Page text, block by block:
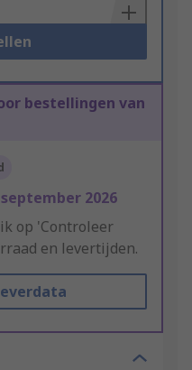
bestellingen van
september 2026
op 'Controleer
en levertijden.